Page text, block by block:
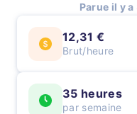
Parue il y
12,31 €
Brut/heure
35 heures
par semaine